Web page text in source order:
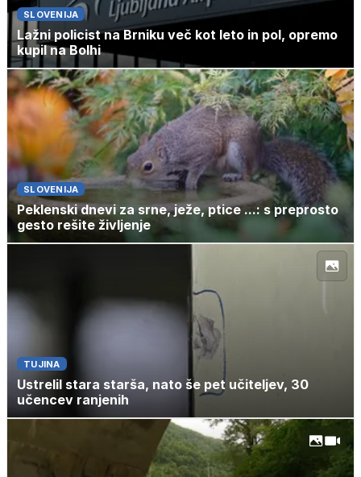
SLOVENIJA
Lažni policist na Brniku več kot leto in pol, opremo
kupil na Bolhi
SLOVENIJA
Peklenski dnevi za srne, ježe, ptice ...: s preprosto
gesto rešite življenje
TUJINA
Ustrelil stara starša, nato še pet učiteljev, 30
učencev ranjenih